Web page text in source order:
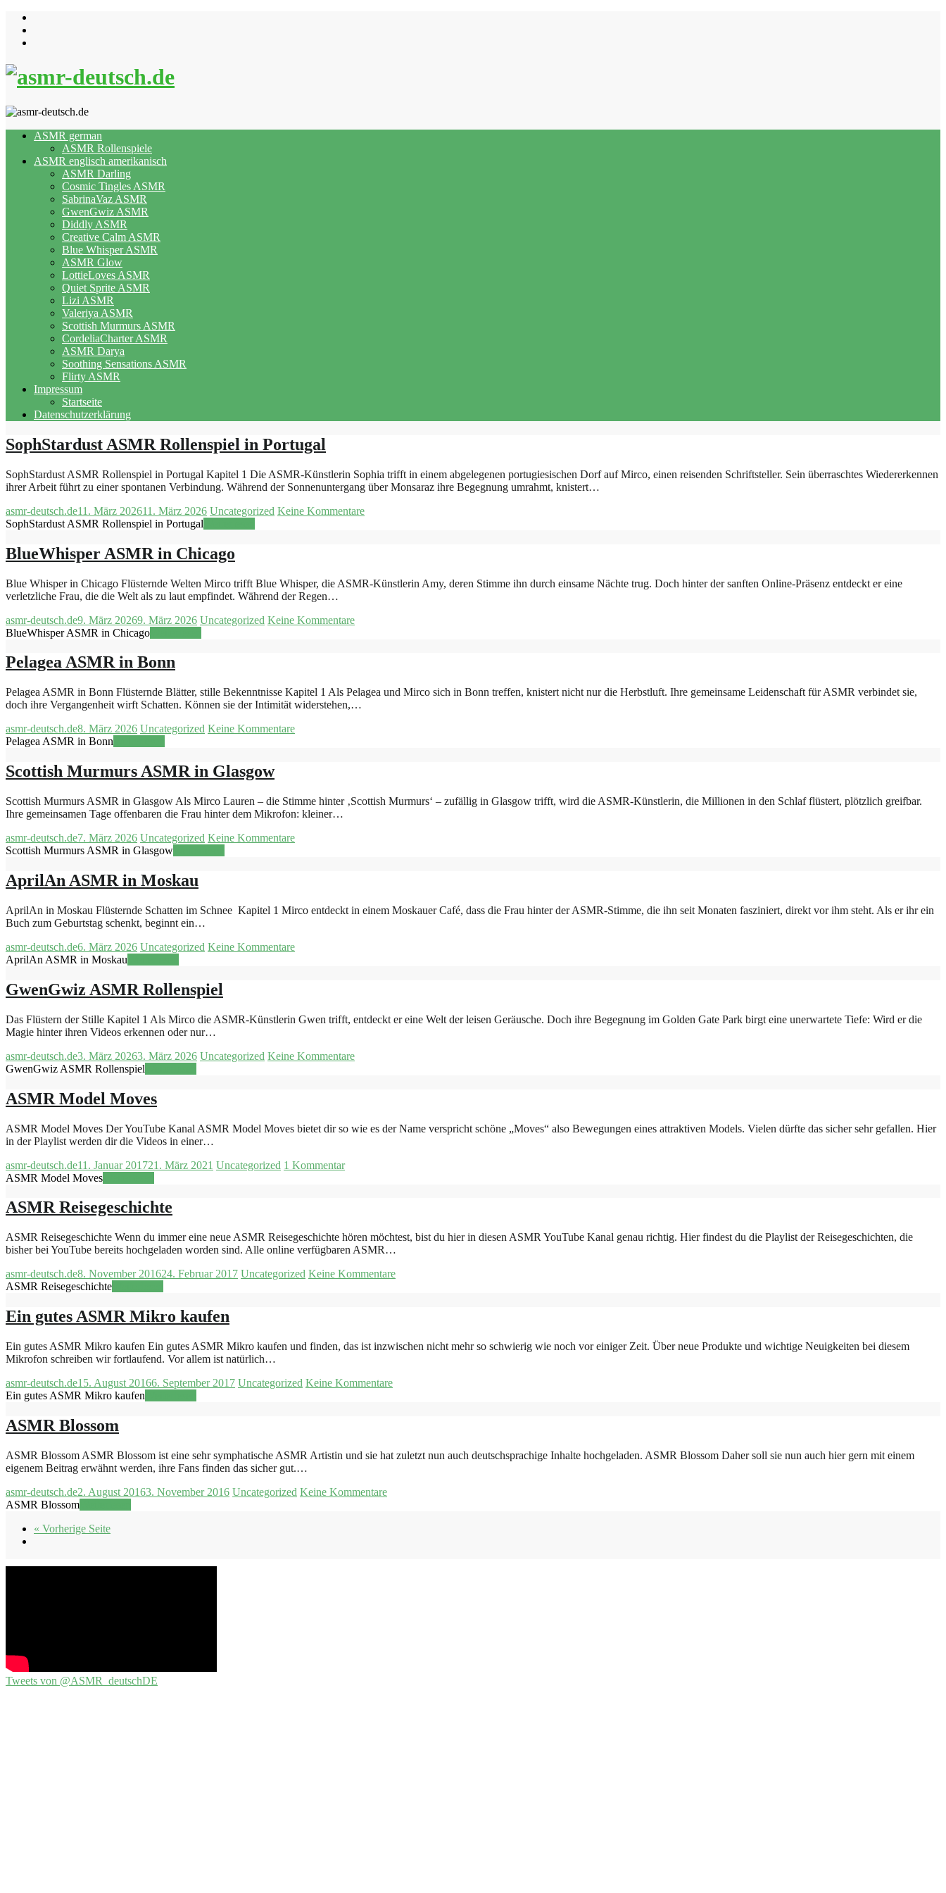
Skip
content
ASMR german
ASMR Rollenspiele
ASMR englisch amerikanisch
ASMR Darling
Cosmic Tingles ASMR
SabrinaVaz ASMR
GwenGwiz ASMR
Diddly ASMR
Creative Calm ASMR
Blue Whisper ASMR
ASMR Glow
LottieLoves ASMR
Quiet Sprite ASMR
Lizi ASMR
Valeriya ASMR
Scottish Murmurs ASMR
CordeliaCharter ASMR
ASMR Darya
Soothing Sensations ASMR
Flirty ASMR
Impressum
Startseite
Datenschutzerklärung
SophStardust ASMR Rollenspiel in Portugal
SophStardust ASMR Rollenspiel in Portugal Kapitel 1 Die ASMR-Künstlerin Sophia trifft in einem abgelegenen portugiesischen Dorf auf Mirco, einen reisenden Schriftsteller. Sein überraschtes Wiedererkennen
ihrer Arbeit führt zu einer spontanen Verbindung. Während der Sonnenuntergang über Monsaraz ihre Begegnung umrahmt, knistert…
asmr-deutsch.de11. März 202611. März 2026 Uncategorized Keine Kommentare
SophStardust ASMR Rollenspiel in Portugal
BlueWhisper ASMR in Chicago
Blue Whisper in Chicago Flüsternde Welten Mirco trifft Blue Whisper, die ASMR-Künstlerin Amy, deren Stimme ihn durch einsame Nächte trug. Doch hinter der sanften Online-Präsenz entdeckt er eine
verletzliche Frau, die die Welt als zu laut empfindet. Während der Regen…
asmr-deutsch.de9. März 20269. März 2026 Uncategorized Keine Kommentare
BlueWhisper ASMR in Chicago
Pelagea ASMR in Bonn
Pelagea ASMR in Bonn Flüsternde Blätter, stille Bekenntnisse Kapitel 1 Als Pelagea und Mirco sich in Bonn treffen, knistert nicht nur die Herbstluft. Ihre gemeinsame Leidenschaft für ASMR verbindet sie,
doch ihre Vergangenheit wirft Schatten. Können sie der Intimität widerstehen,…
asmr-deutsch.de8. März 2026 Uncategorized Keine Kommentare
Pelagea ASMR in Bonn
Scottish Murmurs ASMR in Glasgow
Scottish Murmurs ASMR in Glasgow Als Mirco Lauren – die Stimme hinter ‚Scottish Murmurs‘ – zufällig in Glasgow trifft, wird die ASMR-Künstlerin, die Millionen in den Schlaf flüstert, plötzlich greifbar.
Ihre gemeinsamen Tage offenbaren die Frau hinter dem Mikrofon: kleiner…
asmr-deutsch.de7. März 2026 Uncategorized Keine Kommentare
Scottish Murmurs ASMR in Glasgow
AprilAn ASMR in Moskau
AprilAn in Moskau Flüsternde Schatten im Schnee Kapitel 1 Mirco entdeckt in einem Moskauer Café, dass die Frau hinter der ASMR-Stimme, die ihn seit Monaten fasziniert, direkt vor ihm steht. Als er ihr ein
Buch zum Geburtstag schenkt, beginnt ein…
asmr-deutsch.de6. März 2026 Uncategorized Keine Kommentare
AprilAn ASMR in Moskau
GwenGwiz ASMR Rollenspiel
Das Flüstern der Stille Kapitel 1 Als Mirco die ASMR-Künstlerin Gwen trifft, entdeckt er eine Welt der leisen Geräusche. Doch ihre Begegnung im Golden Gate Park birgt eine unerwartete Tiefe: Wird er die
Magie hinter ihren Videos erkennen oder nur…
asmr-deutsch.de3. März 20263. März 2026 Uncategorized Keine Kommentare
GwenGwiz ASMR Rollenspiel
ASMR Model Moves
ASMR Model Moves Der YouTube Kanal ASMR Model Moves bietet dir so wie es der Name verspricht schöne „Moves“ also Bewegungen eines attraktiven Models. Vielen dürfte das sicher sehr gefallen. Hier
in der Playlist werden dir die Videos in einer…
asmr-deutsch.de11. Januar 201721. März 2021 Uncategorized 1 Kommentar
ASMR Model Moves
ASMR Reisegeschichte
ASMR Reisegeschichte Wenn du immer eine neue ASMR Reisegeschichte hören möchtest, bist du hier in diesen ASMR YouTube Kanal genau richtig. Hier findest du die Playlist der Reisegeschichten, die
bisher bei YouTube bereits hochgeladen worden sind. Alle online verfügbaren ASMR…
asmr-deutsch.de8. November 201624. Februar 2017 Uncategorized Keine Kommentare
ASMR Reisegeschichte
Ein gutes ASMR Mikro kaufen
Ein gutes ASMR Mikro kaufen Ein gutes ASMR Mikro kaufen und finden, das ist inzwischen nicht mehr so schwierig wie noch vor einiger Zeit. Über neue Produkte und wichtige Neuigkeiten bei diesem
Mikrofon schreiben wir fortlaufend. Vor allem ist natürlich…
asmr-deutsch.de15. August 20166. September 2017 Uncategorized Keine Kommentare
Ein gutes ASMR Mikro kaufen
ASMR Blossom
ASMR Blossom ASMR Blossom ist eine sehr symphatische ASMR Artistin und sie hat zuletzt nun auch deutschsprachige Inhalte hochgeladen. ASMR Blossom Daher soll sie nun auch hier gern mit einem
eigenem Beitrag erwähnt werden, ihre Fans finden das sicher gut.…
asmr-deutsch.de2. August 20163. November 2016 Uncategorized Keine Kommentare
ASMR Blossom
« Vorherige Seite
Tweets von @ASMR_deutschDE